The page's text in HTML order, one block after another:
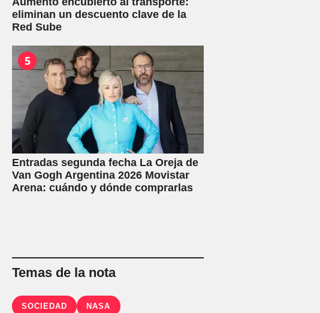
eliminan un descuento clave de la
Red Sube
5
Entradas segunda fecha La Oreja de
Van Gogh Argentina 2026 Movistar
Arena: cuándo y dónde comprarlas
Temas de la nota
SOCIEDAD NASA